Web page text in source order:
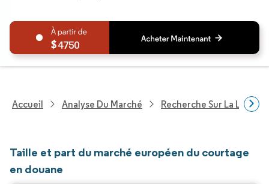
4750
Accueil Analyse Du Marché Recherche Sur La
Taille et part du marché européen du courtage
en douane